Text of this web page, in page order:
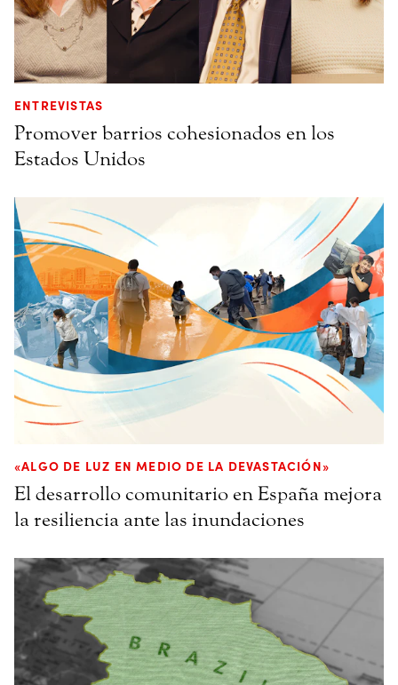
ENTREVISTAS
Promover barrios cohesionados en los
Estados Unidos
«ALGO DE LUZ EN MEDIO DE LA DEVASTACIÓN»
El desarrollo comunitario en España mejora
la resiliencia ante las inundaciones